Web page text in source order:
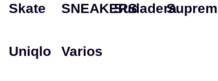
Skate SNEAKERSSudadera
Uniqlo Varios